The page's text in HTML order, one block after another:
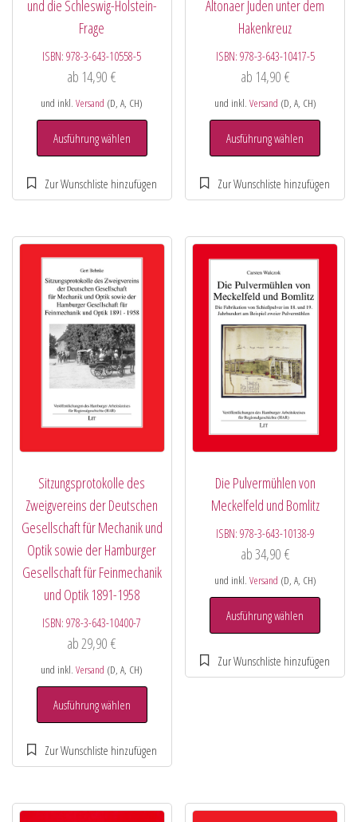
und die Schleswig-Holstein-
Frage
ISBN:978-3-643-10558-5
ab 14,90€
und inkl.Versand (D, A, CH)
Ausführung wählen
Altonaer Juden unter dem
Hakenkreuz
ISBN: 978-3-643-10417-5
ab 14,90 €
und inkl. Versand (D, A, CH)
Ausführung wählen
Sitzungsprotokolle des
Zweigvereins der Deutschen
Gesellschaft für Mechanik und
Optik sowie der Hamburger
Gesellschaft für Feinmechanik
und Optik 1891-1958
ISBN:978-3-643-10400-7
ab29,90€
und inkl.Versand (D, A, CH)
Ausführung wählen
Die Pulvermühlen von
Meckelfeld und Bomlitz
ISBN: 978-3-643-10138-9
ab34,90 €
und inkl. Versand (D, A, CH)
Ausführung wählen